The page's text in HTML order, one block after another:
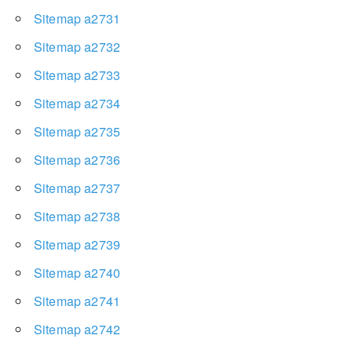
Sitemap a2731
Sitemap a2732
Sitemap a2733
Sitemap a2734
Sitemap a2735
Sitemap a2736
Sitemap a2737
Sitemap a2738
Sitemap a2739
Sitemap a2740
Sitemap a2741
Sitemap a2742